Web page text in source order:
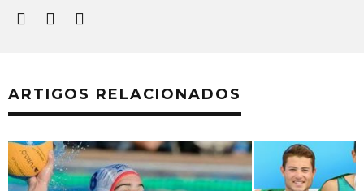
ARTIGOS RELACIONADOS